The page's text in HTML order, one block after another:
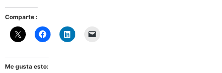
Comparte :
Me gusta esto: